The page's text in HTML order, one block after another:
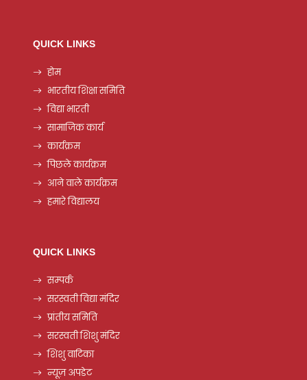
QUICK LINKS
होम
भारतीय शिक्षा समिति
विद्या भारती
सामाजिक कार्य
कार्यक्रम
पिछले कार्यक्रम
आने वाले कार्यक्रम
हमारे विद्यालय
QUICK LINKS
सम्पर्क
सरस्वती विद्या मंदिर
प्रांतीय समिति
सरस्वती शिशु मंदिर
शिशु वाटिका
न्यूज़ अपडेट